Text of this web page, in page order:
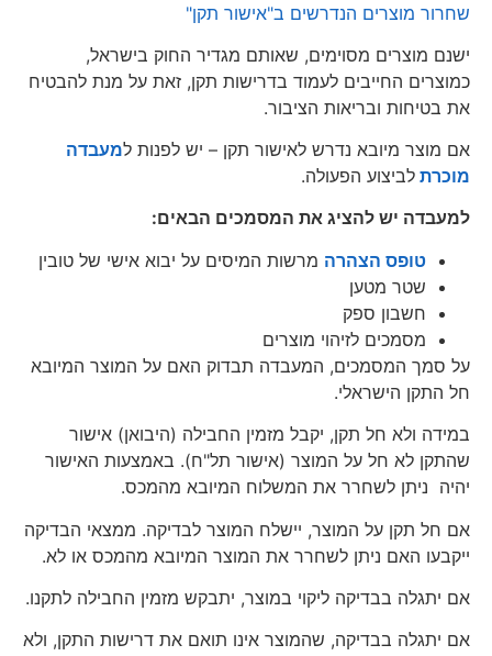
שחרור מוצרים הנדרשים ב"אישור תקן"
ישנם מוצרים מסוימים, שאותם מגדיר החוק בישראל,
כמוצרים החייבים לעמוד בדרישות תקן, זאת על מנת להבטיח
את בטיחות ובריאות הציבור.
אם מוצר מיובא נדרש לאישור תקן – יש לפנות למעבדה
מוכרת לביצוע הפעולה.
למעבדה יש להציג את המסמכים הבאים:
טופס הצהרה מרשות המיסים על יבוא אישי של טובין
שטר מטען
חשבון ספק
מסמכים לזיהוי מוצרים
על סמך המסמכים, המעבדה תבדוק האם על המוצר המיובא
חל התקן הישראלי.
במידה ולא חל תקן, יקבל מזמין החבילה (היבואן) אישור
שהתקן לא חל על המוצר (אישור תל"ח). באמצעות האישור
יהיה ניתן לשחרר את המשלוח המיובא מהמכס.
אם חל תקן על המוצר, יישלח המוצר לבדיקה. ממצאי הבדיקה
ייקבעו האם ניתן לשחרר את המוצר המיובא מהמכס או לא.
אם יתגלה בבדיקה ליקוי במוצר, יתבקש מזמין החבילה לתקנו.
אם יתגלה בבדיקה, שהמוצר אינו תואם את דרישות התקן, ולא